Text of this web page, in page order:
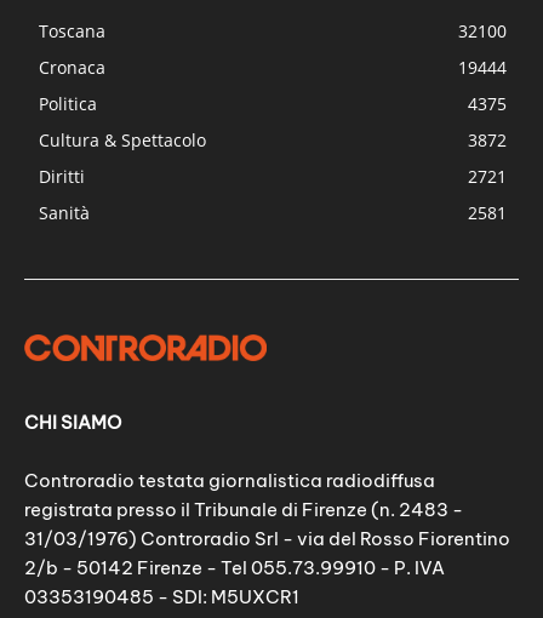
Toscana
32100
Cronaca
19444
Politica
4375
Cultura & Spettacolo
3872
Diritti
2721
Sanità
2581
CHI SIAMO
Controradio testata giornalistica radiodiffusa
registrata presso il Tribunale di Firenze (n. 2483 -
31/03/1976) Controradio Srl - via del Rosso Fiorentino
2/b - 50142 Firenze - Tel 055.73.99910 - P. IVA
03353190485 - SDI: M5UXCR1